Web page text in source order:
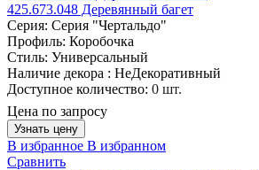
425.673.048 Деревянный багет
Серия: Серия "Чертальдо"
Профиль: Коробочка
Стиль: Универсальный
Наличие декора : НеДекоративный
Доступное количество: 0 шт.
Цена по запросу
Узнать цену
В избранное В избранном
Сравнить